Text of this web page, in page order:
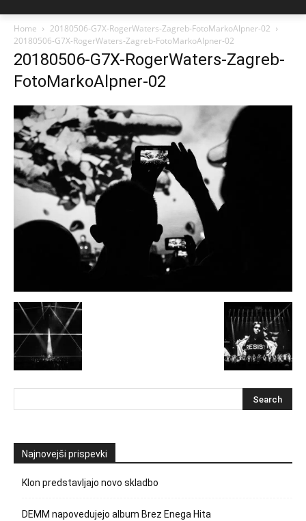
Home
20180506-G7X-RogerWaters-Zagreb-FotoMarkoAlpner-02
20180506-G7X-RogerWaters-Zagreb-FotoMarkoAlpner-02
20180506-G7X-RogerWaters-Zagreb-
FotoMarkoAlpner-02
Najnovejši prispevki
Klon predstavljajo novo skladbo
DEMM napovedujejo album Brez Enega Hita